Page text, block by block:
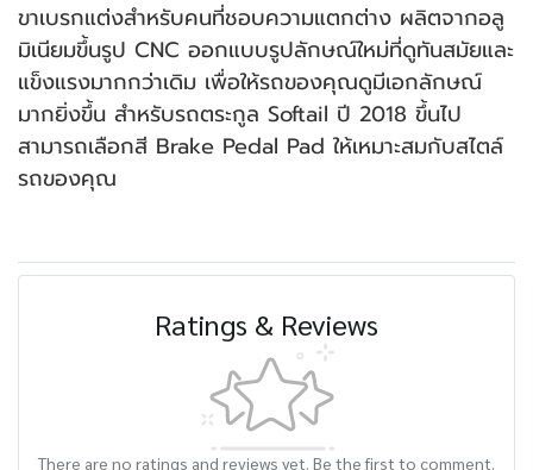
ขาเบรกแต่งสำหรับคนที่ชอบความแตกต่าง ผลิตจากอลู
มิเนียมขึ้นรูป CNC ออกแบบรูปลักษณ์ใหม่ที่ดูทันสมัยและ
แข็งแรงมากกว่าเดิม เพื่อให้รถของคุณดูมีเอกลักษณ์
มากยิ่งขึ้น สำหรับรถตระกูล Softail ปี 2018 ขึ้นไป
สามารถเลือกสี Brake Pedal Pad ให้เหมาะสมกับสไตล์
รถของคุณ
Ratings & Reviews
There are no ratings and reviews yet. Be the first to comment.